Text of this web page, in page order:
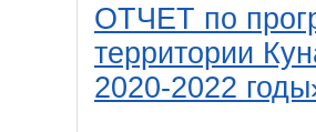
ОТЧЕТ по
территории
2020-2022